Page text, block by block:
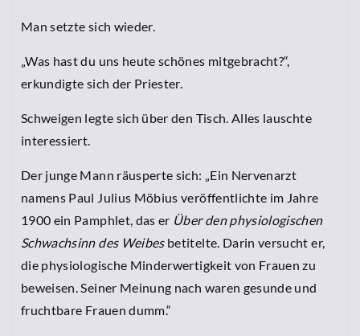
Man setzte sich wieder.
„Was hast du uns heute schönes mitgebracht?“,
erkundigte sich der Priester.
Schweigen legte sich über den Tisch. Alles lauschte
interessiert.
Der junge Mann räusperte sich: „Ein Nervenarzt
namens Paul Julius Möbius veröffentlichte im Jahre
1900 ein Pamphlet, das er Über den physiologischen
Schwachsinn des Weibes betitelte. Darin versucht er,
die physiologische Minderwertigkeit von Frauen zu
beweisen. Seiner Meinung nach waren gesunde und
fruchtbare Frauen dumm.“